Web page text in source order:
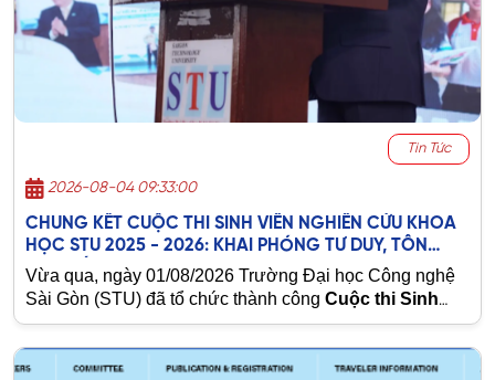
Tin Tức
2026-08-04 09:33:00
CHUNG KẾT CUỘC THI SINH VIÊN NGHIÊN CỨU KHOA
HỌC STU 2025 - 2026: KHAI PHÓNG TƯ DUY, TÔN
VINH SÁNG TẠO
Vừa qua, ngày 01/08/2026 Trường Đại học Công nghệ
Sài Gòn (STU) đã tổ chức thành công Cuộc thi Sinh
viên Nghiên cứu Khoa học năm học 2025 – 2026. Sự
kiện tiếp tục khẳng định chiến lược đào tạo gắn liền với
nghiên cứu, đổi mới sáng tạo và ứng dụng thực tiễn của